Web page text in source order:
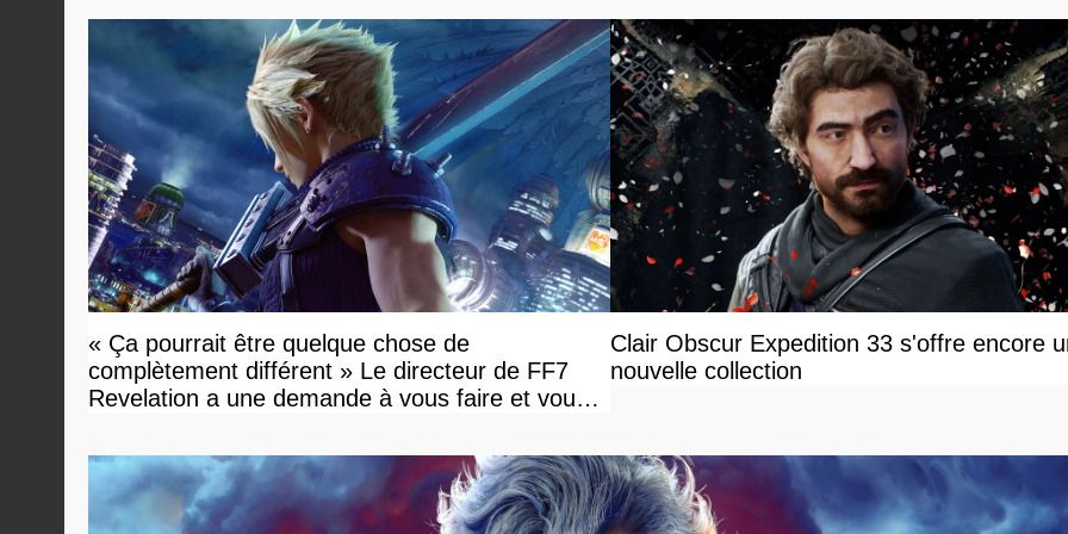
« Ça pourrait être quelque chose de
complètement différent » Le directeur de FF7
Revelation a une demande à vous faire et vous
Clair Obscur Expedition 33 s'offre encore
nouvelle collection